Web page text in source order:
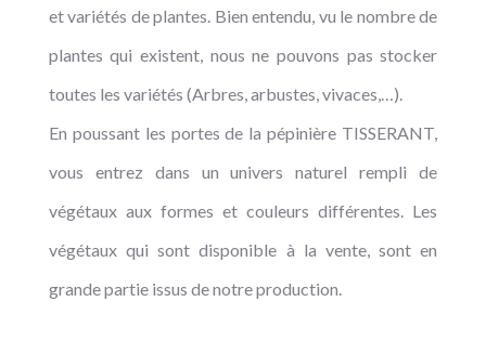
et variétés de plantes. Bien entendu, vu le nombre de
plantes qui existent, nous ne pouvons pas stocker
toutes les variétés (Arbres, arbustes, vivaces,…).
En poussant les portes de la pépinière TISSERANT,
vous entrez dans un univers naturel rempli de
végétaux aux formes et couleurs différentes. Les
végétaux qui sont disponible à la vente, sont en
grande partie issus de notre production.